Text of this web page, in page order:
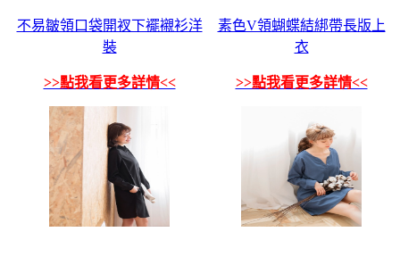
不易皺領口袋開衩下襬襯衫洋
裝
>>點我看更多詳情<<
素色V領蝴蝶結綁帶長版上
衣
>>點我看更多詳情<<